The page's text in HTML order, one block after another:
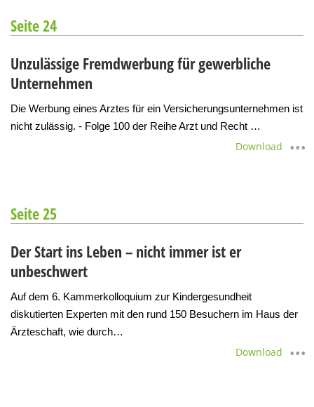
Seite 24
Unzulässige Fremdwerbung für gewerbliche
Unternehmen
Die Werbung eines Arztes für ein Versicherungsunternehmen ist
nicht zulässig. - Folge 100 der Reihe Arzt und Recht …
Download
Seite 25
Der Start ins Leben – nicht immer ist er
unbeschwert
Auf dem 6. Kammerkolloquium zur Kindergesundheit
diskutierten Experten mit den rund 150 Besuchern im Haus der
Ärzteschaft, wie durch…
Download